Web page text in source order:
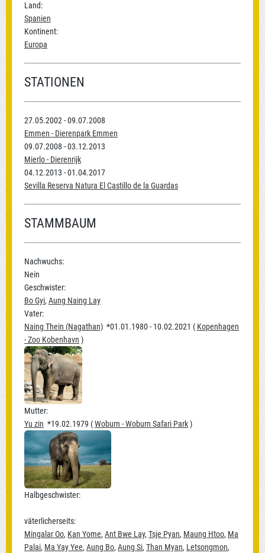
Land:
Spanien
Kontinent:
Europa
STATIONEN
27.05.2002 - 09.07.2008
Emmen - Dierenpark Emmen
09.07.2008 - 03.12.2013
Mierlo - Dierenrijk
04.12.2013 - 01.04.2017
Sevilla Reserva Natura El Castillo de la Guardas
STAMMBAUM
Nachwuchs:
Nein
Geschwister:
Bo Gyi, Aung Naing Lay
Vater:
Naing Thein (Nagathan) *01.01.1980 - 10.02.2021 ( Kopenhagen
- Zoo Kobenhavn )
Mutter:
Yu zin *19.02.1979 (Woburn - Woburn Safari Park)
Halbgeschwister:
väterlicherseits:
Mingalar Oo, Kan Yome, Ant Bwe Lay, Tsje Pyan, Maung Htoo, Ma
Palai, Ma Yay Yee, Aung Bo, Aung Si, Than Myan, Letsongmon,